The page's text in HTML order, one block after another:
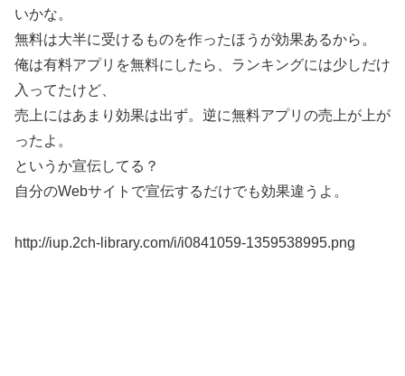
いかな。
無料は大半に受けるものを作ったほうが効果あるから。
俺は有料アプリを無料にしたら、ランキングには少しだけ
入ってたけど、
売上にはあまり効果は出ず。逆に無料アプリの売上が上が
ったよ。
というか宣伝してる？
自分のWebサイトで宣伝するだけでも効果違うよ。
http://iup.2ch-library.com/i/i0841059-1359538995.png